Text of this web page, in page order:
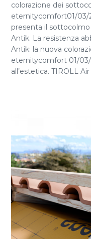
colorazione dei
eternitycomfort01/
presenta il
Antik. La resistenza
Antik: la nuova
eternitycomfort 01/
all’estetica. TIROLL